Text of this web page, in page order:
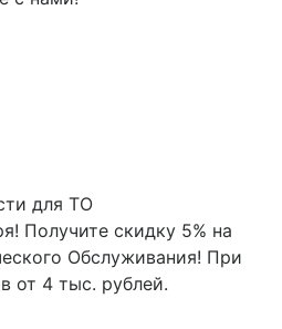
для ТО
Получите скидку 5% на
Обслуживания! При
от 4 тыс. рублей.